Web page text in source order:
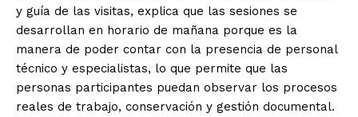
y guía de las visitas, explica que las sesiones se
desarrollan en horario de mañana porque es la
manera de poder contar con la presencia de personal
técnico y especialistas, lo que permite que las
personas participantes puedan observar los procesos
reales de trabajo, conservación y gestión documental.